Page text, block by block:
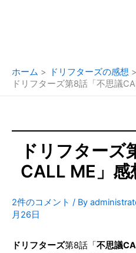
ホーム
ドリフターズの感想
ドリフターズ第8話「不思議
ドリフターズ
CALL ME」感
2件のコメント / By
月26日
ドリフターズ第8話「不思議